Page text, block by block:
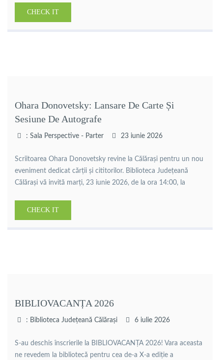
talentului tinerilor din comunitatea noastră. Vă invităm cu drag
CHECK IT
Ohara Donovetsky: Lansare De Carte Și
Sesiune De Autografe
: Sala Perspective - Parter 23 iunie 2026
Scriitoarea Ohara Donovetsky revine la Călărași pentru un nou
eveniment dedicat cărții și cititorilor. Biblioteca Județeană
Călărași vă invită marți, 23 iunie 2026, de la ora 14:00, la
„Casting pentru urșitoare”, urmată de o sesiune de autografe și
CHECK IT
BIBLIOVACANȚA 2026
: Biblioteca Județeană Călărași 6 iulie 2026
S-au deschis înscrierile la BIBLIOVACANȚA 2026! Vara aceasta
ne revedem la bibliotecă pentru cea de-a X-a ediție a